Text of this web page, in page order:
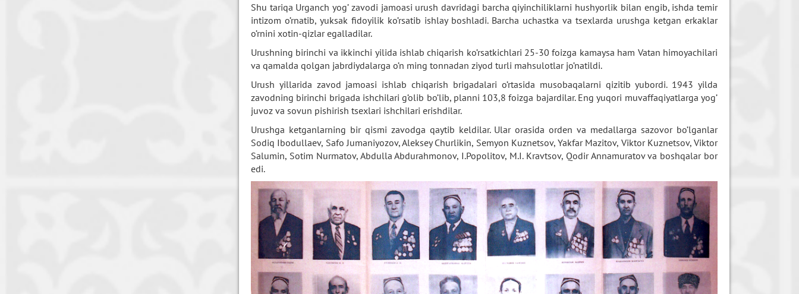
Shu tariqa Urganch yog’ zavodi jamoasi urush davridagi barcha qiyinchiliklarni hushyorlik bilan engib, ishda temir
intizom o’rnatib, yuksak fidoyilik ko’rsatib ishlay boshladi. Barcha uchastka va tsexlarda urushga ketgan erkaklar
o’rnini xotin-qizlar egalladilar.
Urushning birinchi va ikkinchi yilida ishlab chiqarish ko’rsatkichlari 25-30 foizga kamaysa ham Vatan himoyachilari
va qamalda qolgan jabrdiydalarga o’n ming tonnadan ziyod turli mahsulotlar jo’natildi.
Urush yillarida zavod jamoasi ishlab chiqarish brigadalari o’rtasida musobaqalarni qizitib yubordi. 1943 yilda
zavodning birinchi brigada ishchilari g’olib bo’lib, planni 103,8 foizga bajardilar. Eng yuqori muvaffaqiyatlarga yog’
juvoz va sovun pishirish tsexlari ishchilari erishdilar.
Urushga ketganlarning bir qismi zavodga qaytib keldilar. Ular orasida orden va medallarga sazovor bo’lganlar
Sodiq Ibodullaev, Safo Jumaniyozov, Aleksey Churlikin, Semyon Kuznetsov, Yakfar Mazitov, Viktor Kuznetsov, Viktor
Salumin, Sotim Nurmatov, Abdulla Abdurahmonov, I.Popolitov, M.I. Kravtsov, Qodir Annamuratov va boshqalar bor
edi.